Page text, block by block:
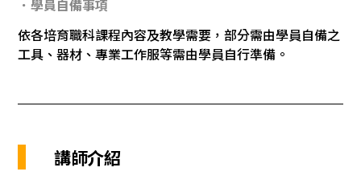
．學員自備事項
依各培育職科課程內容及教學需要，部分需由學員自備之
工具、器材、專業工作服等需由學員自行準備。
講師介紹